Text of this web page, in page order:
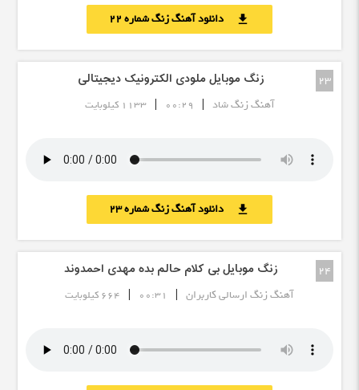
download دانلود آهنگ زنگ شماره 22
23 زنگ موبایل ملودی الکترونیک دیجیتالی
آهنگ زنگ شاد |
00:29
| 1133 کیلوبایت
download دانلود آهنگ زنگ شماره 23
24 زنگ موبایل بی کلام حالم بده مهدی احمدوند
آهنگ زنگ ارسالی کاربران |
00:31
| 664 کیلوبایت